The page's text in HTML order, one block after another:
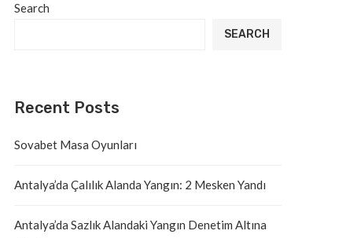
Search
SEARCH
Recent Posts
Sovabet Masa Oyunları
Antalya’da Çalılık Alanda Yangın: 2 Mesken Yandı
Antalya’da Sazlık Alandaki Yangın Denetim Altına